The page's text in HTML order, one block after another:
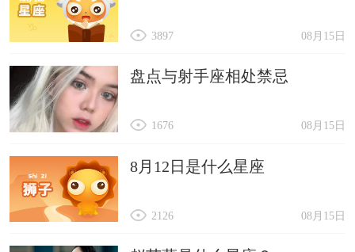
08月15日
3897
盘点与射手座相处禁忌
08月15日
1676
8月12日是什么星座
08月15日
2126